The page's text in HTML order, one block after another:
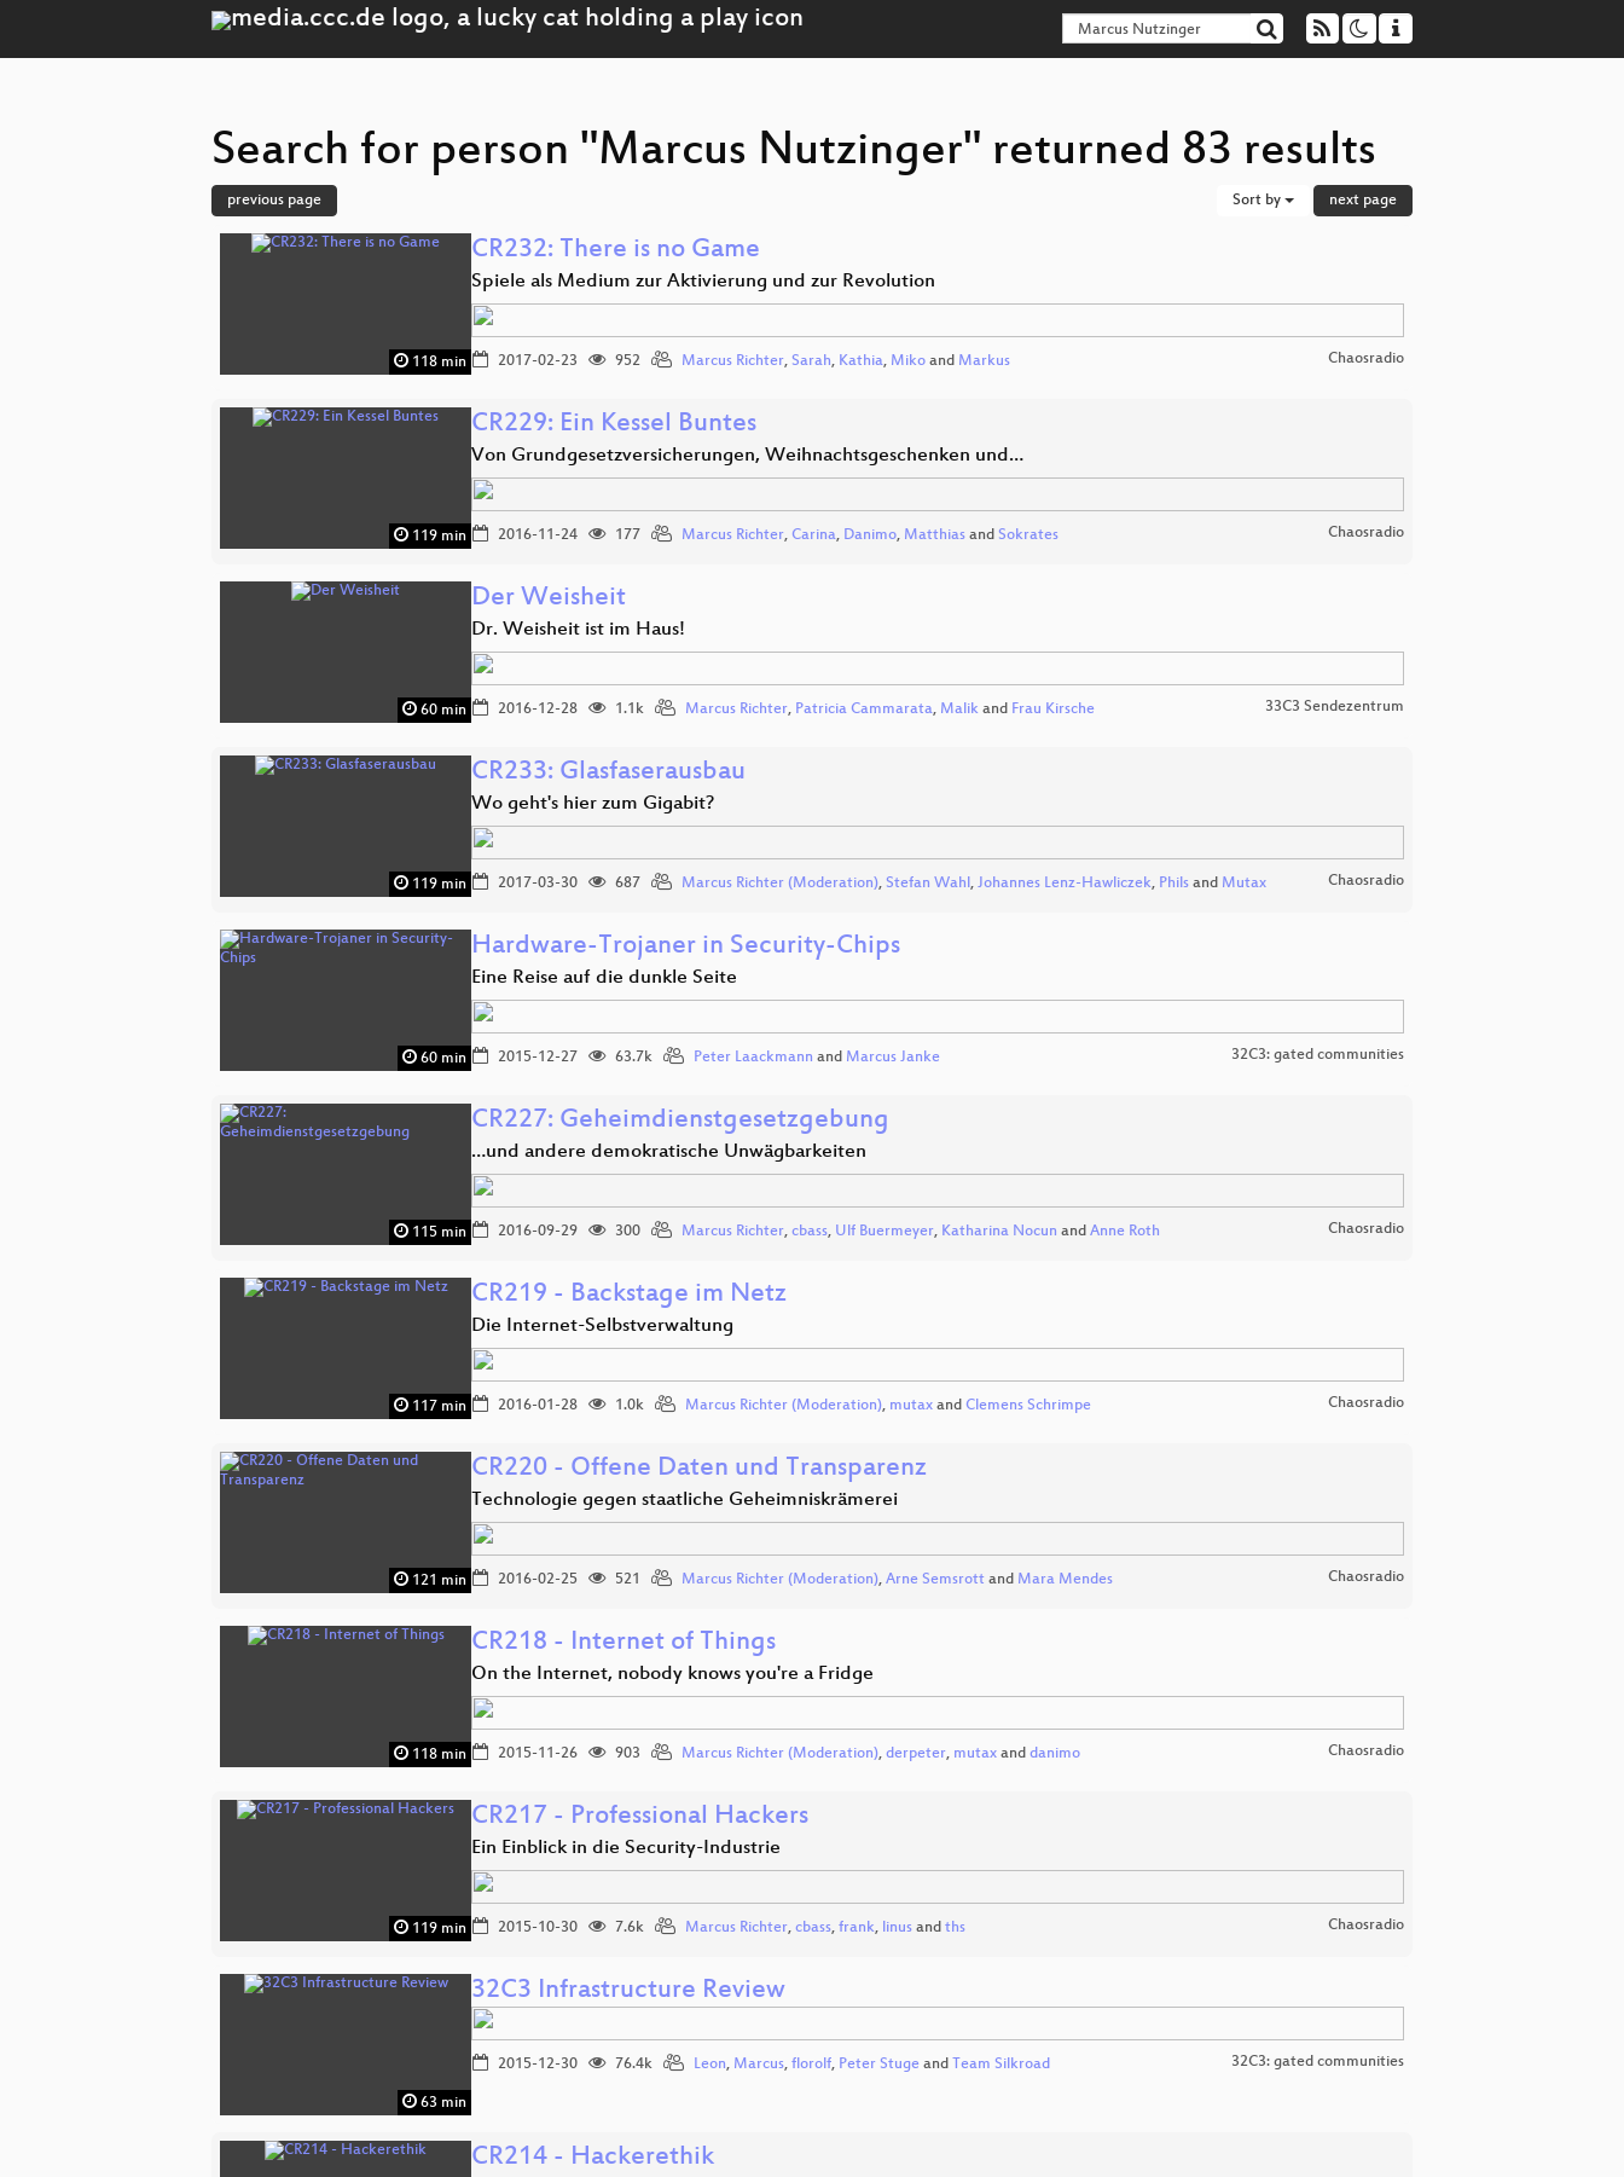
Search for person "Marcus Nutzinger" returned 83 results
previous page Sort by next page
118 min
CR232: There is no Game
Spiele als Medium zur Aktivierung und zur Revolution
2017-02-23 952 Marcus Richter, Sarah, Kathia, Miko and Markus Chaosradio
119 min
CR229: Ein Kessel Buntes
Von Grundgesetzversicherungen, Weihnachtsgeschenken und…
2016-11-24 177 Marcus Richter, Carina, Danimo, Matthias and Sokrates Chaosradio
60 min
Der Weisheit
Dr. Weisheit ist im Haus!
2016-12-28 1.1k Marcus Richter, Patricia Cammarata, Malik and Frau Kirsche 33C3 Sendezentrum
119 min
CR233: Glasfaserausbau
Wo geht's hier zum Gigabit?
2017-03-30 687 Marcus Richter (Moderation), Stefan Wahl, Johannes Lenz-Hawliczek, Phils and Mutax Chaosradio
60 min
Hardware-Trojaner in Security-Chips
Eine Reise auf die dunkle Seite
2015-12-27 63.7k Peter Laackmann and Marcus Janke 32C3: gated communities
115 min
CR227: Geheimdienstgesetzgebung
…und andere demokratische Unwägbarkeiten
2016-09-29 300 Marcus Richter, cbass, Ulf Buermeyer, Katharina Nocun and Anne Roth Chaosradio
117 min
CR219 - Backstage im Netz
Die Internet-Selbstverwaltung
2016-01-28 1.0k Marcus Richter (Moderation), mutax and Clemens Schrimpe Chaosradio
121 min
CR220 - Offene Daten und Transparenz
Technologie gegen staatliche Geheimniskrämerei
2016-02-25 521 Marcus Richter (Moderation), Arne Semsrott and Mara Mendes Chaosradio
118 min
CR218 - Internet of Things
On the Internet, nobody knows you're a Fridge
2015-11-26 903 Marcus Richter (Moderation), derpeter, mutax and danimo Chaosradio
119 min
CR217 - Professional Hackers
Ein Einblick in die Security-Industrie
2015-10-30 7.6k Marcus Richter, cbass, frank, linus and ths Chaosradio
63 min
32C3 Infrastructure Review
2015-12-30 76.4k Leon, Marcus, florolf, Peter Stuge and Team Silkroad 32C3: gated communities
CR214 - Hackerethik